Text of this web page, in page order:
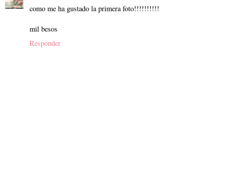
como me ha gustado la primera foto!!!!!!!!!!
mil besos
Responder